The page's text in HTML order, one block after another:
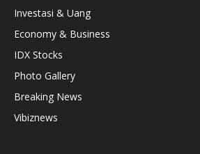
Investasi & Uang
Economy & Business
IDX Stocks
Photo Gallery
Breaking News
Vibiznews